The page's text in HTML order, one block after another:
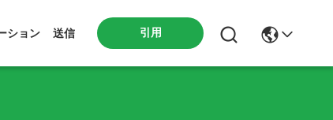
ション 送信 引用